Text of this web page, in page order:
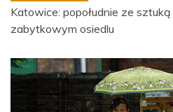
Katowice: popołudnie ze
zabytkowym osiedlu